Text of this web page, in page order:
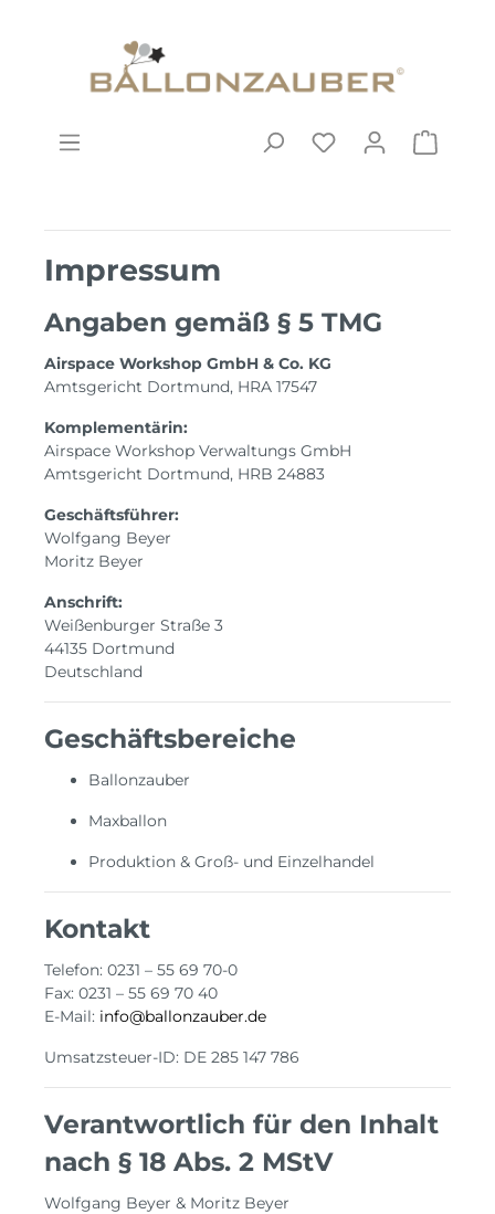
Impressum
Angaben gemäß § 5 TMG
Airspace Workshop GmbH & Co. KG
Amtsgericht Dortmund, HRA 17547
Komplementärin:
Airspace Workshop Verwaltungs GmbH
Amtsgericht Dortmund, HRB 24883
Geschäftsführer:
Wolfgang Beyer
Moritz Beyer
Anschrift:
Weißenburger Straße 3
44135 Dortmund
Deutschland
Geschäftsbereiche
Ballonzauber
Maxballon
Produktion & Groß- und Einzelhandel
Kontakt
Telefon: 0231 – 55 69 70-0
Fax: 0231 – 55 69 70 40
E-Mail: info@ballonzauber.de
Umsatzsteuer-ID: DE 285 147 786
Verantwortlich für den Inhalt
nach § 18 Abs. 2 MStV
Wolfgang Beyer & Moritz Beyer